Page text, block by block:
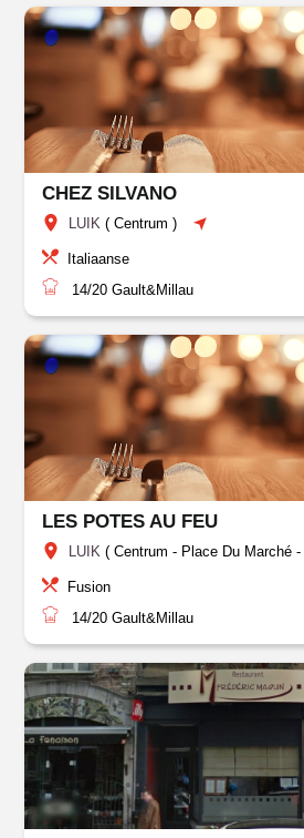
CHEZ SILVANO
LUIK (Centrum )
Italiaanse
14/20 Gault&Millau
LES POTES AU FEU
LUIK (Centrum - Place Du Marché -
Fusion
14/20 Gault&Millau